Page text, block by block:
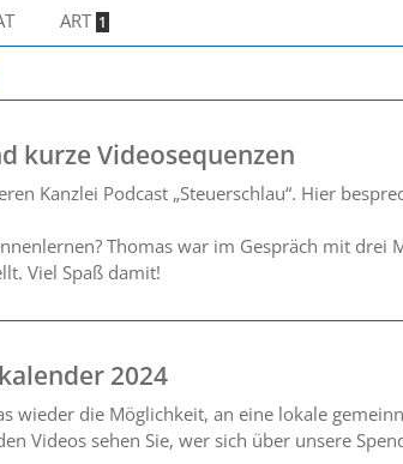
ART 1
kurze Videosequenzen
Kanzlei Podcast „Steuerschlau“. Hier
Thomas war im Gespräch mit
Viel Spaß damit!
2024
wieder die Möglichkeit, an eine lokale
Videos sehen Sie, wer sich über unsere